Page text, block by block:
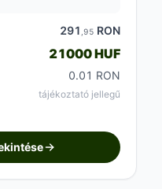
291 ,95 RON
21000 HUF
0.01 RON
tájékoztató jellegű